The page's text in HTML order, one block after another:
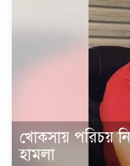
খোকসায় পরিচয়
হামলা